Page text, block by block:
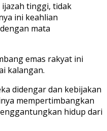
tinggi, tidak
ini keahlian
mata
emas rakyat ini
kalangan.
didengar dan kebijakan
mempertimbangkan
hidup dari